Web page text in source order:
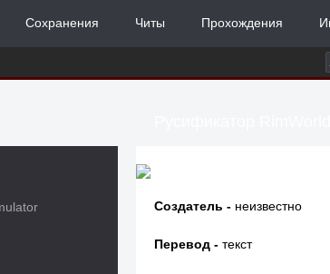
Сохранения Читы Прохождения
Создатель - неизвестно
Перевод - текст